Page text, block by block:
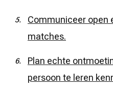
Communiceer open
matches.
Plan echte
persoon te leren